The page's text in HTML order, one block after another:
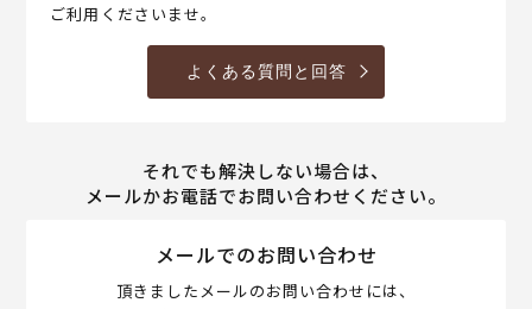
ご利用くださいませ。
よくある質問と回答
それでも解決しない場合は、
メールかお電話でお問い合わせください。
メールでのお問い合わせ
頂きましたメールのお問い合わせには、